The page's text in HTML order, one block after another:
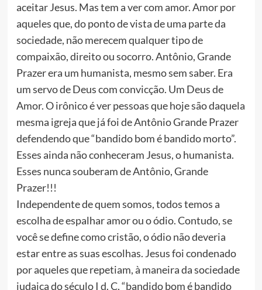
aceitar Jesus. Mas tem a ver com amor. Amor por
aqueles que, do ponto de vista de uma parte da
sociedade, não merecem qualquer tipo de
compaixão, direito ou socorro. Antônio, Grande
Prazer era um humanista, mesmo sem saber. Era
um servo de Deus com convicção. Um Deus de
Amor. O irônico é ver pessoas que hoje são daquela
mesma igreja que já foi de Antônio Grande Prazer
defendendo que “bandido bom é bandido morto”.
Esses ainda não conheceram Jesus, o humanista.
Esses nunca souberam de Antônio, Grande
Prazer!!!
Independente de quem somos, todos temos a
escolha de espalhar amor ou o ódio. Contudo, se
você se define como cristão, o ódio não deveria
estar entre as suas escolhas. Jesus foi condenado
por aqueles que repetiam, à maneira da sociedade
judaica do século I d. C, “bandido bom é bandido